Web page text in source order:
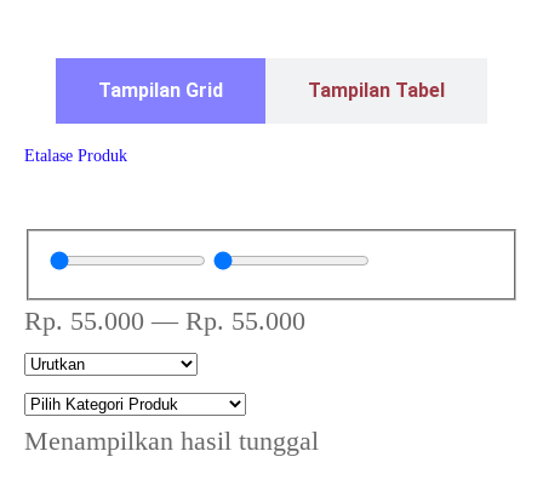
Tampilan Grid Tampilan Tabel
Etalase Produk
Rp. 55.000 — Rp. 55.000
Menampilkan hasil tunggal